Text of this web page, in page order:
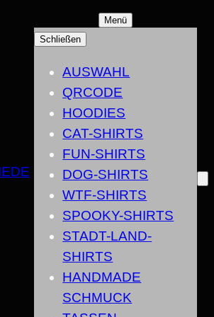
Menü
Schließen
AUSWAHL
QRCODE
HOODIES
CAT-SHIRTS
FUN-SHIRTS
DOG-SHIRTS
WTF-SHIRTS
SPOOKY-SHIRTS
STADT-LAND-
SHIRTS
HANDMADE
SCHMUCK